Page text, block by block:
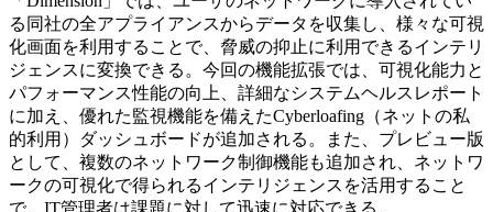
る同社の全アプライアンスからデータを収集し、様々な可視
化画面を利用することで、脅威の抑止に利用できるインテリ
ジェンスに変換できる。今回の機能拡張では、可視化能力と
パフォーマンス性能の向上、詳細なシステムヘルスレポート
に加え、優れた監視機能を備えたCyberloafing（ネットの私
的利用）ダッシュボードが追加される。また、プレビュー版
として、複数のネットワーク制御機能も追加され、ネットワ
ークの可視化で得られるインテリジェンスを活用すること
で、IT管理者は課題に対して迅速に対応できる。